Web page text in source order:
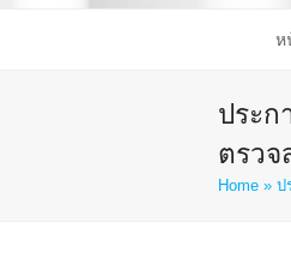
ห
ประก
ตรวจ
Home » ป